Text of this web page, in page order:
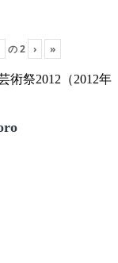
の2 › »
術祭2012（2012年